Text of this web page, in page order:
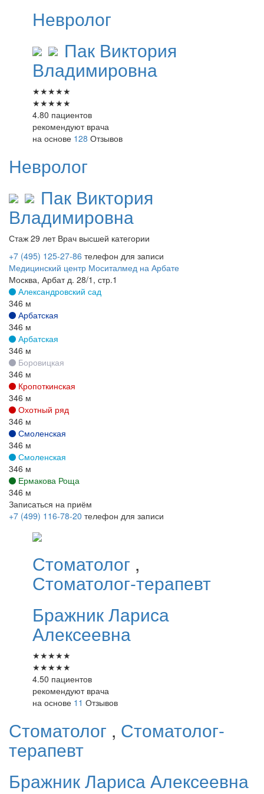
Невролог
Пак Виктория
Владимировна
★★★★★
★★★★★
4.80 пациентов
рекомендуют врача
на основе 128 Отзывов
Невролог
Пак Виктория
Владимировна
Стаж 29 лет Врач высшей категории
+7 (495) 125-27-86 телефон для записи
Медицинский центр Моситалмед на Арбате
Москва, Арбат д. 28/1, стр.1
Александровский сад
346 м
Арбатская
346 м
Арбатская
346 м
Боровицкая
346 м
Кропоткинская
346 м
Охотный ряд
346 м
Смоленская
346 м
Смоленская
346 м
Ермакова Роща
346 м
Записаться на приём
+7 (499) 116-78-20 телефон для записи
Стоматолог ,
Стоматолог-терапевт
БражникЛариса
Алексеевна
★★★★★
★★★★★
4.50 пациентов
рекомендуют врача
на основе 11 Отзывов
Стоматолог , Стоматолог-
терапевт
БражникЛариса Алексеевна